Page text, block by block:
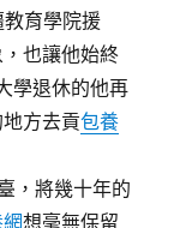
育學院援
也讓他始終
學退休的他再
方去貢包養
，將幾十年的
網想毫無保留